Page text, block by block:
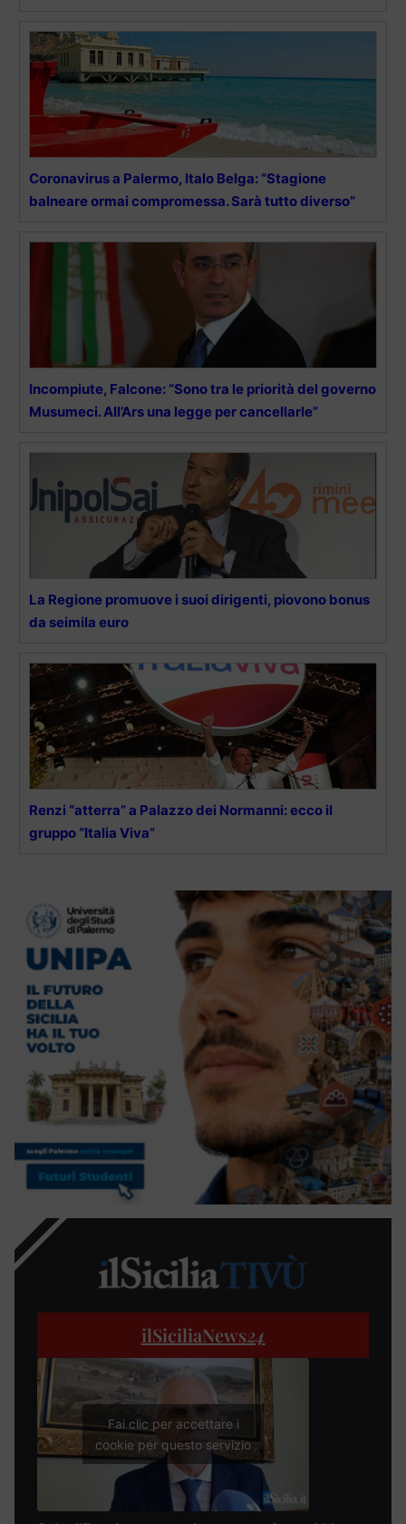
Coronavirus a Palermo, Italo Belga: “Stagione
balneare ormai compromessa. Sarà tutto diverso”
Incompiute, Falcone: “Sono tra le priorità del governo
Musumeci. All’Ars una legge per cancellarle”
La Regione promuove i suoi dirigenti, piovono bonus
da seimila euro
Renzi “atterra” a Palazzo dei Normanni: ecco il
gruppo “Italia Viva”
ilSiciliaNews24
Fai clic per accettare i
cookie per questo servizio